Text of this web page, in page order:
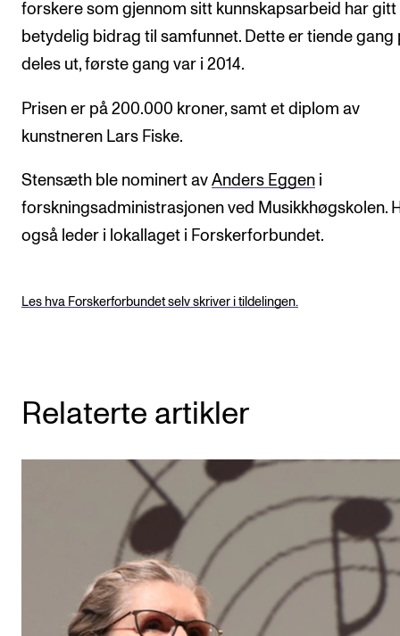
forskere som gjennom sitt kunnskapsarbeid har gitt
betydelig bidrag til samfunnet. Dette er tiende gang
deles ut, første gang var i 2014.
Prisen er på 200.000 kroner, samt et diplom av
kunstneren Lars Fiske.
Stensæth ble nominert av Anders Eggen i
forskningsadministrasjonen ved Musikkhøgskolen.
også leder i lokallaget i Forskerforbundet.
Les hva Forskerforbundet selv skriver i tildelingen.
Relaterte artikler